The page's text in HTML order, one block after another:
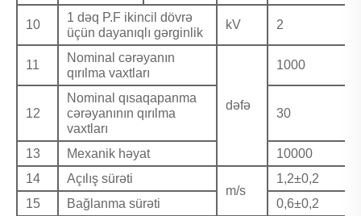
10
1 dəq P.F ikincil dövrə
üçün dayanıqlı gərginlik
kV 2
11
Nominal cərəyanın
qırılma vaxtları
dəfə
1000
12
Nominal qısaqapanma
cərəyanının qırılma
vaxtları
30
13 Mexanik həyat
10000
14
Açılış sürəti
m/s
1,2±0,2
15
Bağlanma sürəti
0,6±0,2